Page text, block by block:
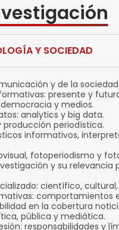
Y SOCIEDAD
y de la
presente y
y medios.
analytics y big data.
producción periodística.
informativos,
fotoperiodismo y
y su
científico,
comportamientos
en la cobertura
pública y mediática.
responsabilidades y